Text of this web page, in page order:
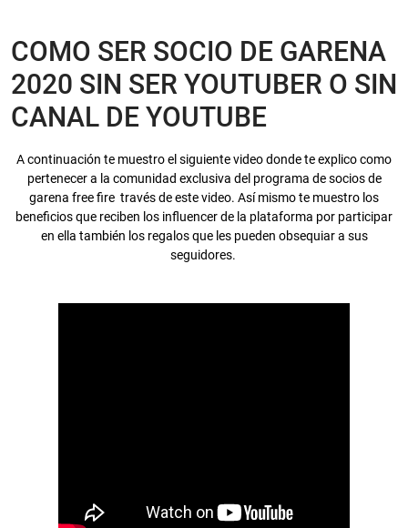
COMO SER SOCIO DE GARENA
2020 SIN SER YOUTUBER O SIN
CANAL DE YOUTUBE
A continuación te muestro el siguiente video donde te explico como
pertenecer a la comunidad exclusiva del programa de socios de
garena free fire través de este video. Así mismo te muestro los
beneficios que reciben los influencer de la plataforma por participar
en ella también los regalos que les pueden obsequiar a sus
seguidores.